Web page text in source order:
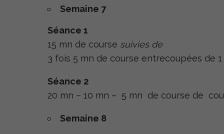
Semaine 7
Séance 1
15 mn de course suivies de
3 fois 5 mn de course entrecoupées de
Séance 2
20 mn – 10 mn – 5 mn de course de
Semaine 8